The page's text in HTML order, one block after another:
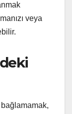
veya
bağlamamak,